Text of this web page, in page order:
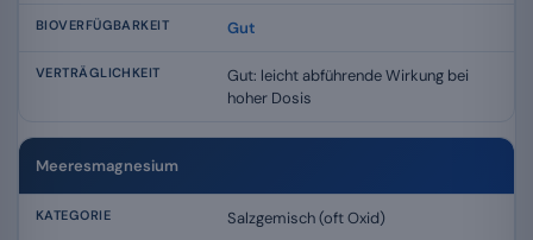
Gut
Gut: leicht abführende Wirkung bei
hoher Dosis
Meeresmagnesium
Salzgemisch (oft Oxid)